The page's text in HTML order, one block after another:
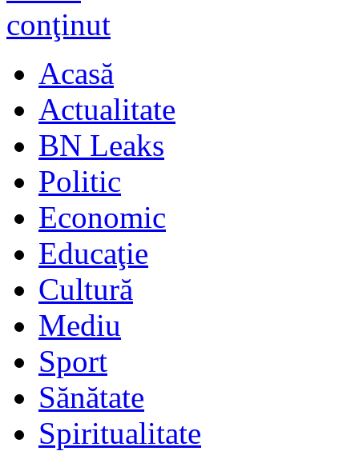
Acasă
Actualitate
BN Leaks
Politic
Economic
Educaţie
Cultură
Mediu
Sport
Sănătate
Spiritualitate